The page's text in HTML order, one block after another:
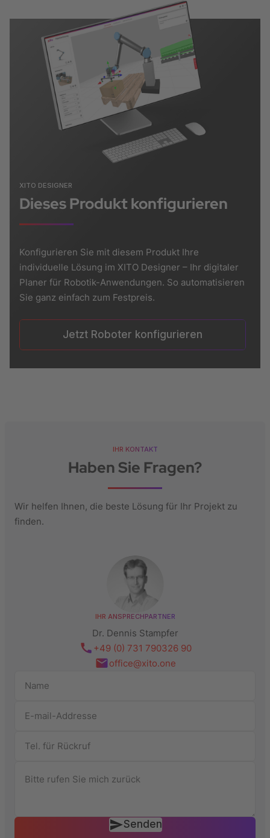
XITO DESIGNER
Dieses Produkt konfigurieren
Konfigurieren Sie mit diesem Produkt Ihre
individuelle Lösung im XITO Designer – Ihr digitaler
Planer für Robotik-Anwendungen. So automatisieren
Sie ganz einfach zum Festpreis.
Jetzt Roboter konfigurieren
IHR KONTAKT
Haben Sie Fragen?
Wir helfen Ihnen, die beste Lösung für Ihr Projekt zu
finden.
IHR ANSPRECHPARTNER
Dr. Dennis Stampfer
+49 (0) 731 790326 90
office@xito.one
Senden